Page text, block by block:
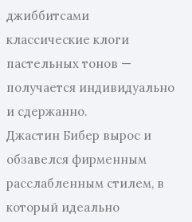
джиббитсами
классические клоги
пастельных тонов —
получается индивидуально
и сдержанно.
Джастин Бибер вырос и
обзавелся фирменным
расслабленным стилем, в
который идеально